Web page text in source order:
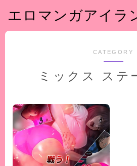
エロマンガアイラ
CATEGORY
ミックス ステ